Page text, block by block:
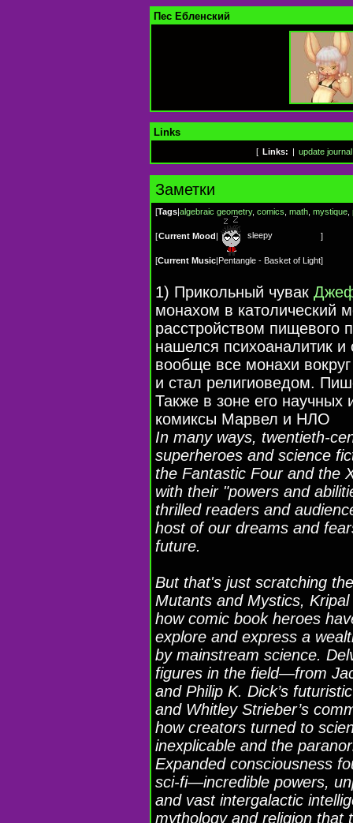
Пес Ебленский
Links
[ Links: update journal
Заметки
[Tags|algebraic geometry, comics math mystique
[Current Mood| sleepy ]
[Current Music|Pentangle - Basket of Light]
1) Прикольный чувак
монахом в католический
расстройством пищевого
нашелся психоаналитик
вообще все монахи
и стал религиоведом.
Также в зоне его научных
комиксы Марвел и НЛО
In many ways, twentieth-
superheroes and science
the Fantastic Four and the
with their "powers and
thrilled readers and
host of our dreams and
future.
But that's just scratching
Mutants and Mystics,
how comic book heroes
explore and express a
by mainstream science.
figures in the field—from
and Philip K. Dick’s
and Whitley Strieber’s
how creators turned to
inexplicable and the
Expanded consciousness
sci-fi—incredible powers,
and vast intergalactic
mythology and religion that